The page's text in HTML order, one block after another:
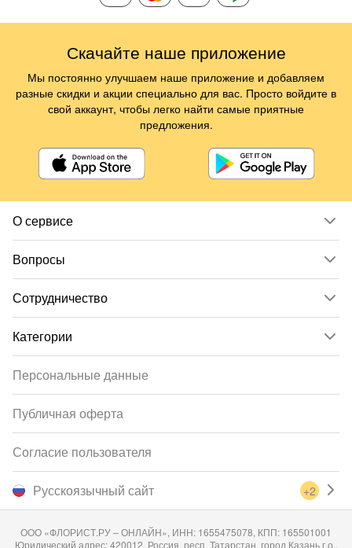
О сервисе
Вопросы
Сотрудничество
Категории
Русскоязычный сайт +2
Персональные данные
Публичная оферта
Согласие пользователя
ООО «ФЛОРИСТ.РУ – ОНЛАЙН», ИНН: 1655475078, КПП: 165501001
Юридический адрес: 420012, Россия, респ. Татарстан, город Казань г.о.,
Скачайте наше приложение
Мы постоянно улучшаем наше приложение и добавляем
разные скидки и акции специально для вас. Просто войдите в
свой аккаунт, чтобы легко найти самые приятные
предложения.